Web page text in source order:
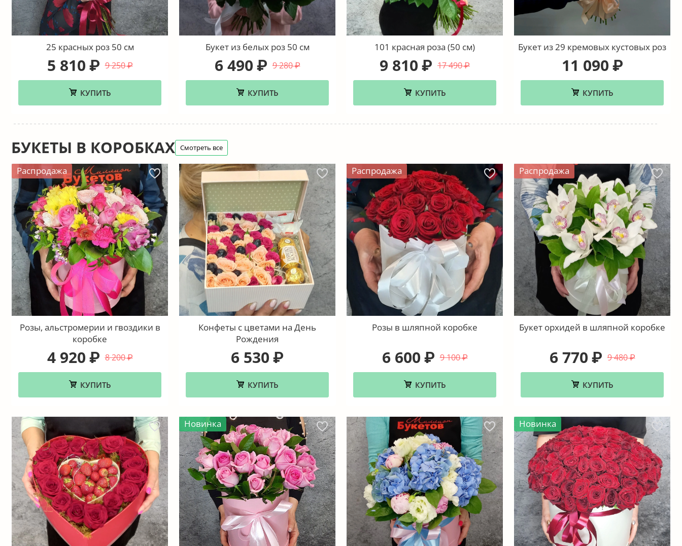
25 красных роз 50 см
9 250 ₽
5 810 ₽
КУПИТЬ
Букет из белых роз 50 см
9 280 ₽
6 490 ₽
КУПИТЬ
101 красная роза (50 см)
17 490 ₽
9 810 ₽
КУПИТЬ
Букет из 29 кремовых кустовых роз
11 090 ₽
КУПИТЬ
БУКЕТЫ В КОРОБКАХ Смотреть все
Распродажа
Розы, альстромерии и гвоздики в
коробке
8 200 ₽
4 920 ₽
КУПИТЬ
Конфеты с цветами на День
Рождения
6 530 ₽
КУПИТЬ
Распродажа
Розы в шляпной коробке
9 100 ₽
6 600 ₽
КУПИТЬ
Распродажа
Букет орхидей в шляпной коробке
9 480 ₽
6 770 ₽
КУПИТЬ
Новинка Новинка